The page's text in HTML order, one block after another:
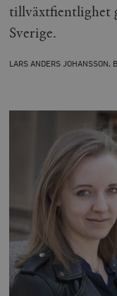
tillväxtfientlighet
Sverige.
LARS ANDERS JOHANSSON,